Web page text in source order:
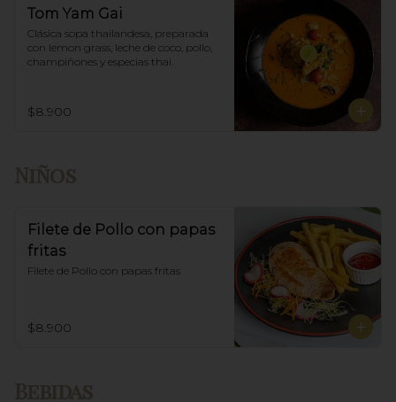
Tom Yam Gai
Clásica sopa thailandesa, preparada
con lemon grass, leche de coco, pollo,
champiñones y especias thai.
$8.900
Filete de Pollo con papas
fritas
Filete de Pollo con papas fritas
$8.900